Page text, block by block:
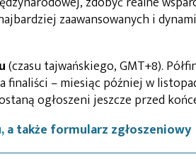
zaawansowanych i
(czasu tajwańskiego, GMT+8).
finaliści – miesiąc później w
ogłoszeni jeszcze przed
a także formularz zgłoszeniowy